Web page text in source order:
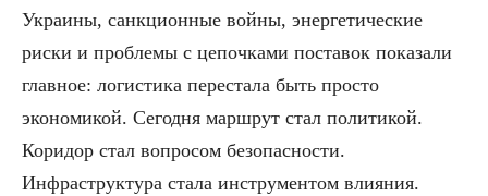
Украины, санкционные войны, энергетические
риски и проблемы с цепочками поставок показали
главное: логистика перестала быть просто
экономикой. Сегодня маршрут стал политикой.
Коридор стал вопросом безопасности.
Инфраструктура стала инструментом влияния.